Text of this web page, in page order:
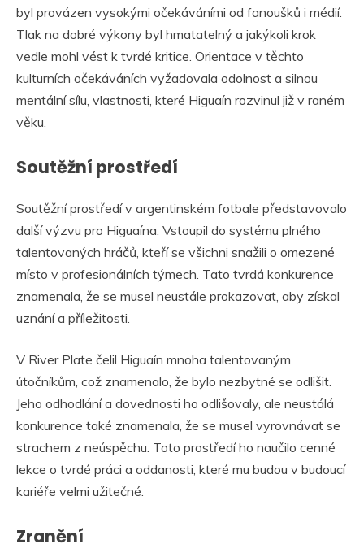
byl provázen vysokými očekáváními od fanoušků i médií.
Tlak na dobré výkony byl hmatatelný a jakýkoli krok
vedle mohl vést k tvrdé kritice. Orientace v těchto
kulturních očekáváních vyžadovala odolnost a silnou
mentální sílu, vlastnosti, které Higuaín rozvinul již v raném
věku.
Soutěžní prostředí
Soutěžní prostředí v argentinském fotbale představovalo
další výzvu pro Higuaína. Vstoupil do systému plného
talentovaných hráčů, kteří se všichni snažili o omezené
místo v profesionálních týmech. Tato tvrdá konkurence
znamenala, že se musel neustále prokazovat, aby získal
uznání a příležitosti.
V River Plate čelil Higuaín mnoha talentovaným
útočníkům, což znamenalo, že bylo nezbytné se odlišit.
Jeho odhodlání a dovednosti ho odlišovaly, ale neustálá
konkurence také znamenala, že se musel vyrovnávat se
strachem z neúspěchu. Toto prostředí ho naučilo cenné
lekce o tvrdé práci a oddanosti, které mu budou v budoucí
kariéře velmi užitečné.
Zranění